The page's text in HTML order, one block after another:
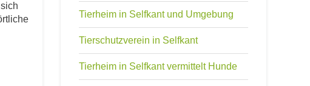
Tierheim in Selfkant und Umgebung
Tierschutzverein in Selfkant
Tierheim in Selfkant vermittelt Hunde